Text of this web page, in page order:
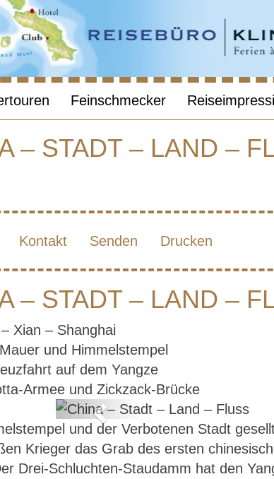
Feinschmecker
– STADT – LAND –
Kontakt Senden Drucken
– STADT – LAND –
Xian – Shanghai
und Himmelstempel
auf dem Yangze
Armee und Zickzack-Brücke
Previous
und der Verbotenen Stadt
Krieger das Grab des ersten
Drei-Schluchten-Staudamm hat den